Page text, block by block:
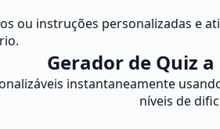
ou instruções personalizadas e
Gerador de Quiz
instantaneamente
níveis de